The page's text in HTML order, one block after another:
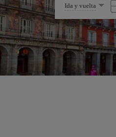
Seleccione
una
opción
Ida y vuelta